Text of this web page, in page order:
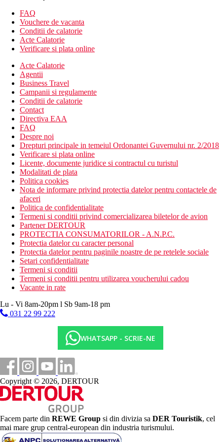
posibile doua paturi separate)
Camera dubla: vedere la mare
Descrierea hotelului
hol de intrare cu receptie
restaurant principal
restaurant a la carte
bar
Wi-Fi (gratuit)
piscina cu apa geotermala (sezlonguri si umbrele gratuite)
menaj zilnic
servicii de spalatorie (contra cost)
curatatorie chimica (contra cost)
camera de bagaje
birou de turism
schimb valutar
piscina
babysitting (contra cost)
Descrierea plajei
plaja cu nisip (sezlonguri si umbrele contra cost)
Activitati sportive gratuite
Activitati sportive contra cost
Masa
Mic dejun
mic dejun tip bufet
Demipensiune
bufet de mic dejun, cina
3 stele
Nota
Sfera si calitatea serviciilor si activitatilor mentionate mai sus pot
fi afectate de introducerea unor eventuale masuri de igiena sau
antiepidemie in destinatia data. Poate fi necesara o casca de inot
in piscina hotelului. Taxa de turism 2 EUR/persoana/zi achitabila
numerar la destinatie.
FAQ
Vouchere de vacanta
Conditii de calatorie
Acte Calatorie
Verificare si plata online
Acte Calatorie
Agentii
Business Travel
Campanii si regulamente
Conditii de calatorie
Contact
Directiva EAA
FAQ
Despre noi
Drepturi principale in temeiul Ordonantei Guvernului nr. 2/2018
Verificare si plata online
Licente, documente juridice si contractul cu turistul
Modalitati de plata
Politica cookies
Nota de informare privind protectia datelor pentru contactele de
afaceri
Politica de confidentialitate
Termeni si conditii privind comercializarea biletelor de avion
Partener DERTOUR
PROTECTIA CONSUMATORILOR - A.N.P.C.
Protectia datelor cu caracter personal
Protectia datelor pentru paginile noastre de pe retelele sociale
Setari confidentialitate
Termeni si conditii
Termeni si conditii pentru utilizarea voucherului cadou
Vacante in rate
Lu - Vi 8am-20pm l Sb 9am-18 pm
031 22 99 222
WHATSAPP - SCRIE-NE
Copyright © 2026, DERTOUR
Facem parte din REWE Group si din divizia sa DER Touristik, cel
mai mare grup central-european din industria turismului.